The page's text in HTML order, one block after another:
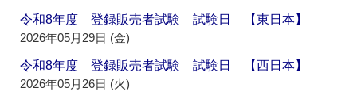
令和8年度 登録販売者試験 試験日 【東日本】
2026年05月29日 (金)
令和8年度 登録販売者試験 試験日 【西日本】
2026年05月26日 (火)